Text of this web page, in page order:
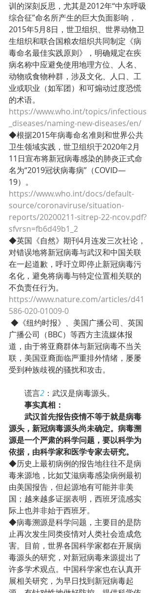
训的深刻反思，尤其是2012年“中东呼吸
综合征”命名所产生的巨大负面影响，
2015年5月8日，世卫组织、世界动物卫
生组织和联合国粮农组织共同制定《病
毒命名最佳实践原则》，明确规定在疾
病名称中应避免使用地理方位、人名、
动物或食物种群，涉及文化、人口、工
业或职业（如军团）和可煽动过度恐慌
的术语。
https://www.who.int/topics/infectious
_diseases/naming-new-diseases/en/
◆根据2015年病毒命名准则和世界公共
卫生领域实践，世卫组织于2020年2月
11日宣布将新冠病毒感染的肺炎正式命
名为“2019冠状病毒病”（COVID—
19）。
https://www.who.int/docs/default-
source/coronaviruse/situation-
reports/20200211-sitrep-22-ncov.pdf?
sfvrsn=fb6d49b1_2
◆英国《自然》期刊4月连发三次社论，
对错误地将新冠病毒与武汉和中国关联
在一起道歉，呼吁立即停止新冠病毒污
名化，避免将病毒与特定位置相关联的
不负责任行为。
https://www.nature.com/articles/d41
586-020-01009-0
广播公司（BBC）等西方主流媒体报
道，由于将亚裔群体与新冠病毒不当关
联，美国亚裔面临严重排外情绪，屡屡
受到种族歧视的骚扰和攻击。
        谎言
2 ：武汉是病毒源头。
事实真相：
武汉首先报告疫情不等于就是病毒
源头，新冠病毒源头尚未确定。病毒溯
源是一个严肃的科学问题，要以科学为
依据，由科学家和医学专家去研究。
◆历史上最初病例的报告地往往不是病
毒来源地，比如艾滋病毒感染病例最初
由美国报告，但起源地有可能并非美
国；越来越多证据表明，西班牙流感实
际上也并非始于西班牙。
◆病毒溯源是科学问题，主要目的是防
止再次发生同类疫情对人类社会造成危
害。目前，世界各国科学家都在开展病
毒源头的研究，对新冠病毒来源提出了
许多学术观点。中国科学家也在认真开
展相关研究，为早日找到新冠病毒起